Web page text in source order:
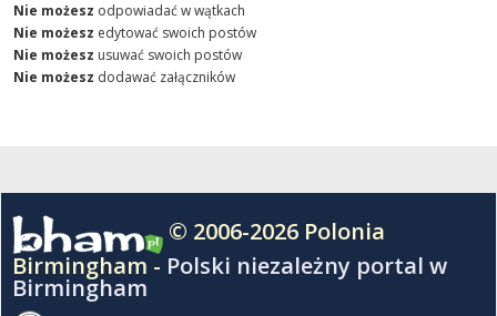
Nie możesz odpowiadać w wątkach
Nie możesz edytować swoich postów
Nie możesz usuwać swoich postów
Nie możesz dodawać załączników
© 2006-2026 Polonia
Birmingham - Polski niezależny portal w
Birmingham